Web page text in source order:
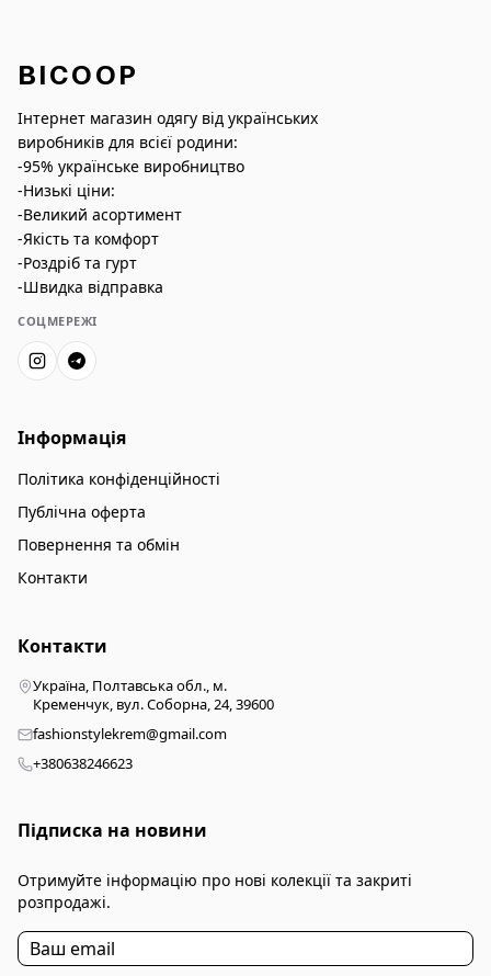
BICOOP
Інтернет магазин одягу від українських
виробників для всієї родини:
-95% українське виробництво
-Низькі ціни:
-Великий асортимент
-Якість та комфорт
-Роздріб та гурт
-Швидка відправка
СОЦМЕРЕЖІ
Інформація
Політика конфіденційності
Публічна оферта
Повернення та обмін
Контакти
Контакти
Україна, Полтавська обл., м.
Кременчук, вул. Соборна, 24, 39600
fashionstylekrem@gmail.com
+380638246623
Підписка на новини
Отримуйте інформацію про нові колекції та закриті
розпродажі.